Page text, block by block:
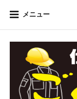
メニュー